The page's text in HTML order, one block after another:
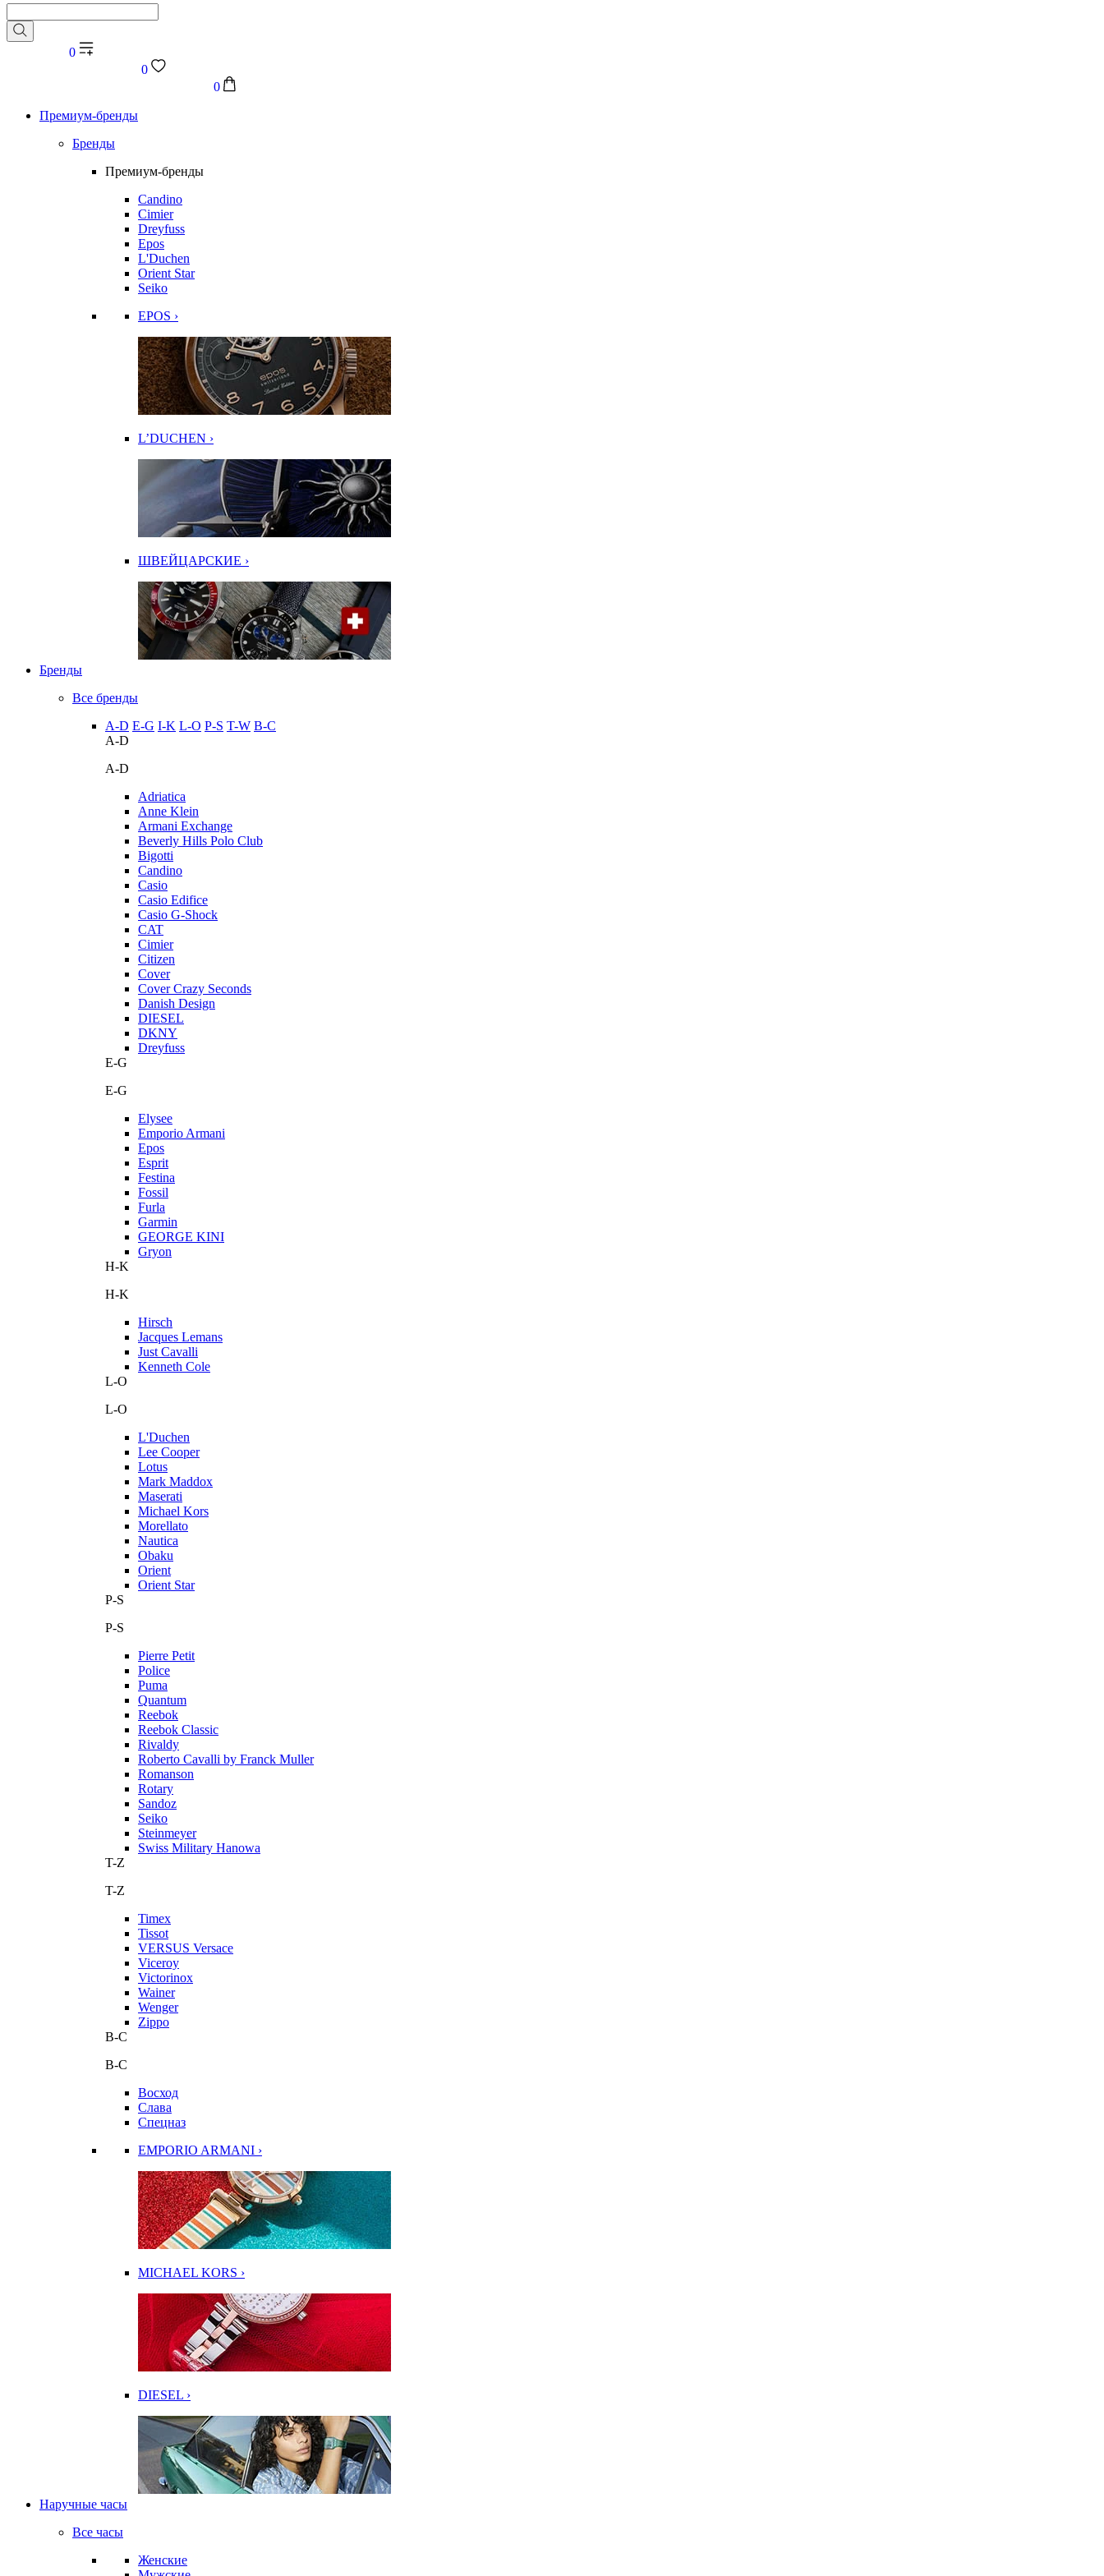
0
0
0
Премиум-бренды
Бренды
Премиум-бренды
Candino
Cimier
Dreyfuss
Epos
L'Duchen
Orient Star
Seiko
EPOS ›
L’DUCHEN ›
ШВЕЙЦАРСКИЕ ›
Бренды
Все бренды
A-D E-G I-K L-O P-S T-W В-С
A-D
A-D
Adriatica
Anne Klein
Armani Exchange
Beverly Hills Polo Club
Bigotti
Candino
Casio
Casio Edifice
Casio G-Shock
CAT
Cimier
Citizen
Cover
Cover Crazy Seconds
Danish Design
DIESEL
DKNY
Dreyfuss
E-G
E-G
Elysee
Emporio Armani
Epos
Esprit
Festina
Fossil
Furla
Garmin
GEORGE KINI
Gryon
H-K
H-K
Hirsch
Jacques Lemans
Just Cavalli
Kenneth Cole
L-O
L-O
L'Duchen
Lee Cooper
Lotus
Mark Maddox
Maserati
Michael Kors
Morellato
Nautica
Obaku
Orient
Orient Star
P-S
P-S
Pierre Petit
Police
Puma
Quantum
Reebok
Reebok Classic
Rivaldy
Roberto Cavalli by Franck Muller
Romanson
Rotary
Sandoz
Seiko
Steinmeyer
Swiss Military Hanowa
T-Z
T-Z
Timex
Tissot
VERSUS Versace
Viceroy
Victorinox
Wainer
Wenger
Zippo
В-С
В-С
Восход
Слава
Спецназ
EMPORIO ARMANI ›
MICHAEL KORS ›
DIESEL ›
Наручные часы
Все часы
Женские